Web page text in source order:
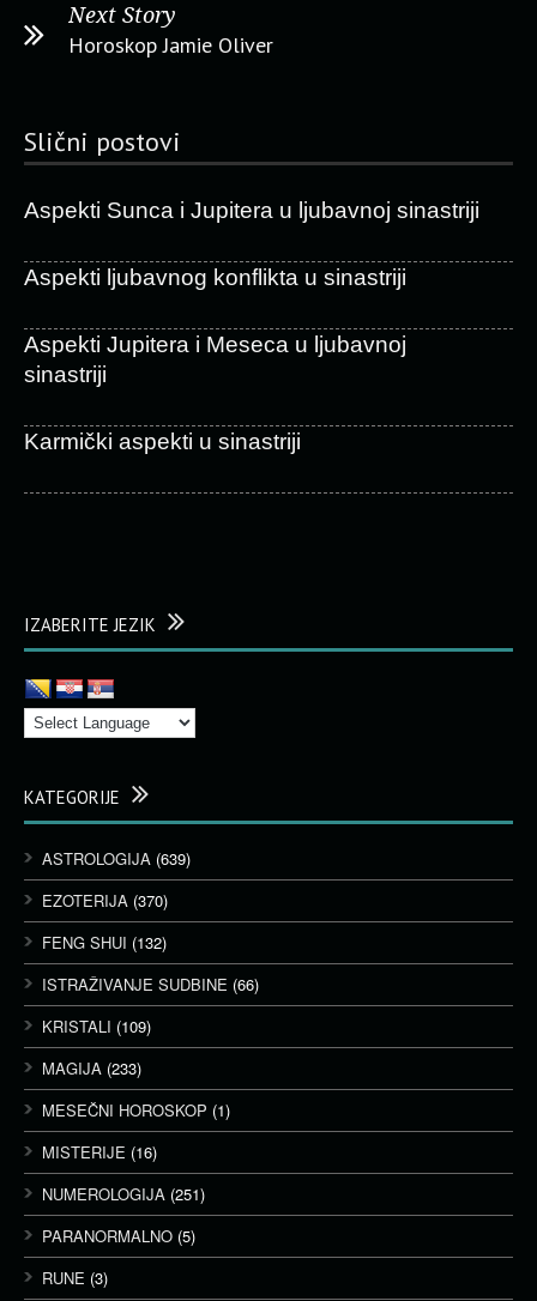
Next Story
Horoskop Jamie Oliver
Slični postovi
Aspekti Sunca i Jupitera u ljubavnoj sinastriji
Aspekti ljubavnog konflikta u sinastriji
Aspekti Jupitera i Meseca u ljubavnoj
sinastriji
Karmički aspekti u sinastriji
IZABERITE JEZIK
KATEGORIJE
ASTROLOGIJA (639)
EZOTERIJA (370)
FENG SHUI (132)
ISTRAŽIVANJE SUDBINE (66)
KRISTALI (109)
MAGIJA (233)
MESEČNI HOROSKOP (1)
MISTERIJE (16)
NUMEROLOGIJA (251)
PARANORMALNO (5)
RUNE (3)